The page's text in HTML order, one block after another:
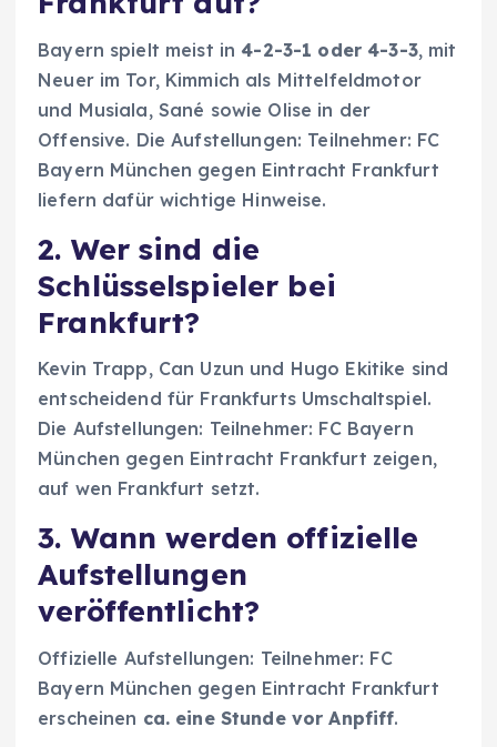
Bayern spielt meist in 4-2-3-1 oder 4-3-3, mit
Neuer im Tor, Kimmich als Mittelfeldmotor
und Musiala, Sané sowie Olise in der
Offensive. Die Aufstellungen: Teilnehmer: FC
Bayern München gegen Eintracht Frankfurt
liefern dafür wichtige Hinweise.
2. Wer sind die
Schlüsselspieler bei
Frankfurt?
Kevin Trapp, Can Uzun und Hugo Ekitike sind
entscheidend für Frankfurts Umschaltspiel.
Die Aufstellungen: Teilnehmer: FC Bayern
München gegen Eintracht Frankfurt zeigen,
auf wen Frankfurt setzt.
3. Wann werden offizielle
Aufstellungen
veröffentlicht?
Offizielle Aufstellungen: Teilnehmer: FC
Bayern München gegen Eintracht Frankfurt
erscheinen ca. eine Stunde vor Anpfiff.